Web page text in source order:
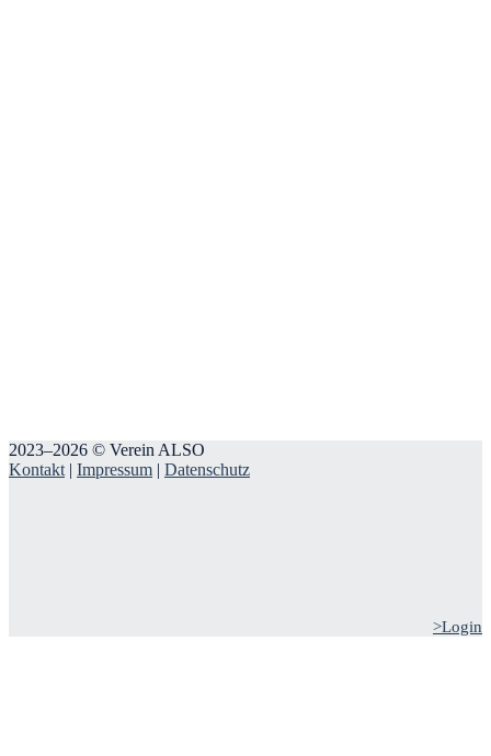
2023–2026 © Verein ALSO
Kontakt | Impressum | Datenschutz
>Login